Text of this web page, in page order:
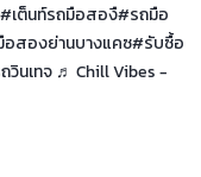
#เต็นท์รถมือสอง#รถมือ
สองย่านบางแคซ#รับซื้อ
วินเทจ ♬ Chill Vibes -